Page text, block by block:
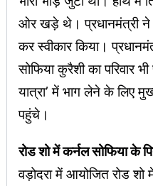
ओर खड़े थे। प्रधानमंत्री ने
कर स्वीकार किया।
सोफिया कुरैशी का परिवार
यात्रा’ में भाग लेने के लिए
पहुंचे।
रोड शो में कर्नल सोफिया के
वड़ोदरा में आयोजित रोड शो